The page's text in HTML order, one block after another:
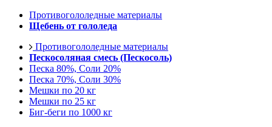
Противогололедные материалы
Щебень от гололеда
Противогололедные материалы
Пескосоляная смесь (Пескосоль)
Песка 80%, Соли 20%
Песка 70%, Соли 30%
Мешки по 20 кг
Мешки по 25 кг
Биг-беги по 1000 кг